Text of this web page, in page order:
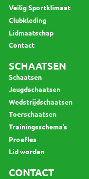
Veilig Sportklimaat
Clubkleding
Lidmaatschap
Contact
SCHAATSEN
Schaatsen
Jeugdschaatsen
Wedstrijdschaatsen
Toerschaatsen
Trainingsschema’s
Proefles
Lid worden
CONTACT